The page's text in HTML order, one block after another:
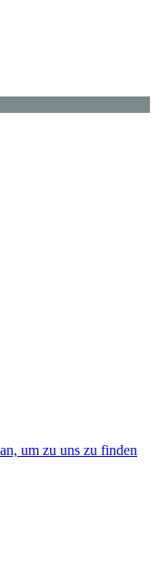
um zu uns zu finden